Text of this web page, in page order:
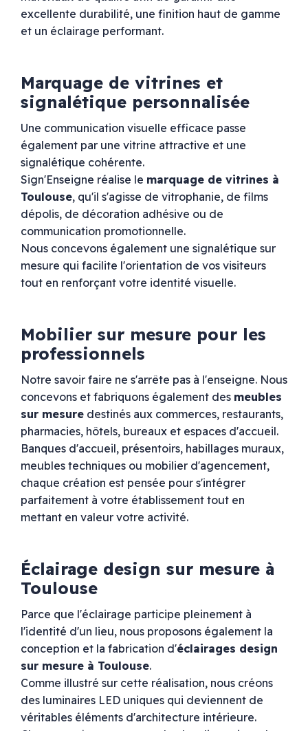
excellente durabilité, une finition haut de gamme
et un éclairage performant.
Marquage de vitrines et
signalétique personnalisée
Une communication visuelle efficace passe
également par une vitrine attractive et une
signalétique cohérente.
Sign'Enseigne réalise le marquage de vitrines à
Toulouse, qu'il s'agisse de vitrophanie, de films
dépolis, de décoration adhésive ou de
communication promotionnelle.
Nous concevons également une signalétique sur
mesure qui facilite l'orientation de vos visiteurs
tout en renforçant votre identité visuelle.
Mobilier sur mesure pour les
professionnels
Notre savoir faire ne s'arrête pas à l'enseigne. Nous
concevons et fabriquons également des meubles
sur mesuredestinés aux commerces, restaurants,
pharmacies, hôtels, bureaux et espaces d'accueil.
Banques d'accueil, présentoirs, habillages muraux,
meubles techniques ou mobilier d'agencement,
chaque création est pensée pour s'intégrer
parfaitement à votre établissement tout en
mettant en valeur votre activité.
Éclairage design sur mesure à
Toulouse
Parce que l'éclairage participe pleinement à
l'identité d'un lieu, nous proposons également la
conception et la fabrication d'éclairages design
sur mesure à Toulouse.
Comme illustré sur cette réalisation, nous créons
des luminaires LED uniques qui deviennent de
véritables éléments d'architecture intérieure.